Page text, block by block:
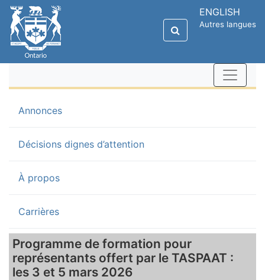
ENGLISH
Autres langues
Annonces(current)
Décisions dignes d’attention
À propos
Carrières
Programme de formation pour
représentants offert par le TASPAAT :
les 3 et 5 mars 2026